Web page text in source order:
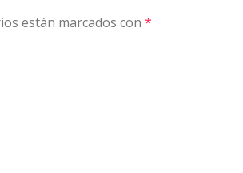
están marcados con *